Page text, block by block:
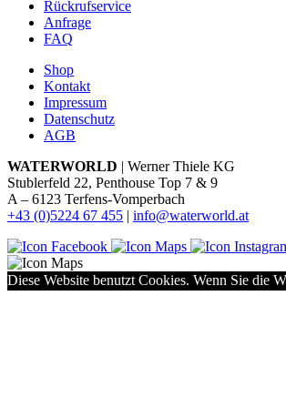
Rückrufservice
Anfrage
FAQ
Shop
Kontakt
Impressum
Datenschutz
AGB
WATERWORLD | Werner Thiele KG
Stublerfeld 22, Penthouse Top 7 & 9
A – 6123 Terfens-Vomperbach
+43 (0)5224 67 455 | info@waterworld.at
Diese Website benutzt Cookies. Wenn Sie die